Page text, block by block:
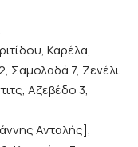
Καρέλα,
Σαμολαδά 7, Ζενέλι
Αζεβέδο 3,
Ανταλής],